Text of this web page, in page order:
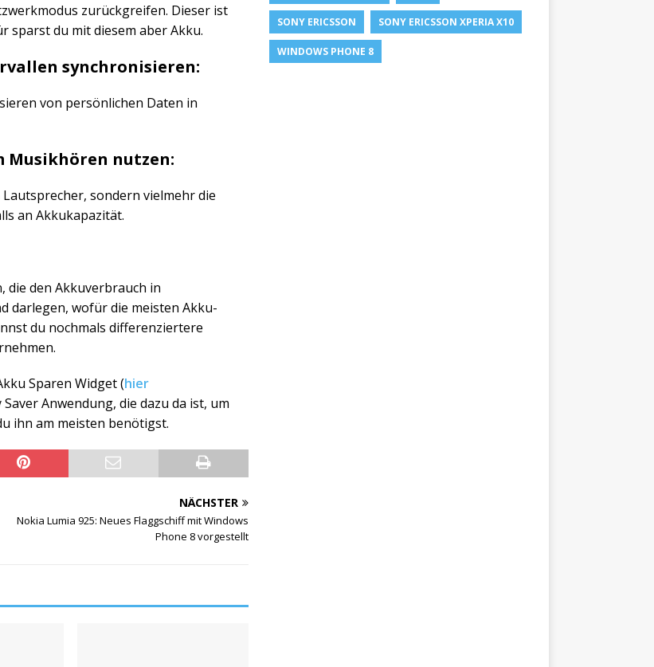
zurückgreifen. Dieser ist
sparst du mit diesem aber Akku.
synchronisieren:
von persönlichen Daten in
Musikhören nutzen:
sondern vielmehr die
an Akkukapazität.
die den Akkuverbrauch in
darlegen, wofür die meisten Akku-
du nochmals differenziertere
Sparen Widget (hier
Anwendung, die dazu da ist, um
ihn am meisten benötigst.
NÄCHSTER
Nokia Lumia 925: Neues Flaggschiff mit Windows
Phone 8 vorgestellt
SONY ERICSSON SONY ERICSSON XPERIA X10
WINDOWS PHONE 8